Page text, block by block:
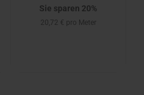
Sie sparen 20%
20,72 € pro Meter